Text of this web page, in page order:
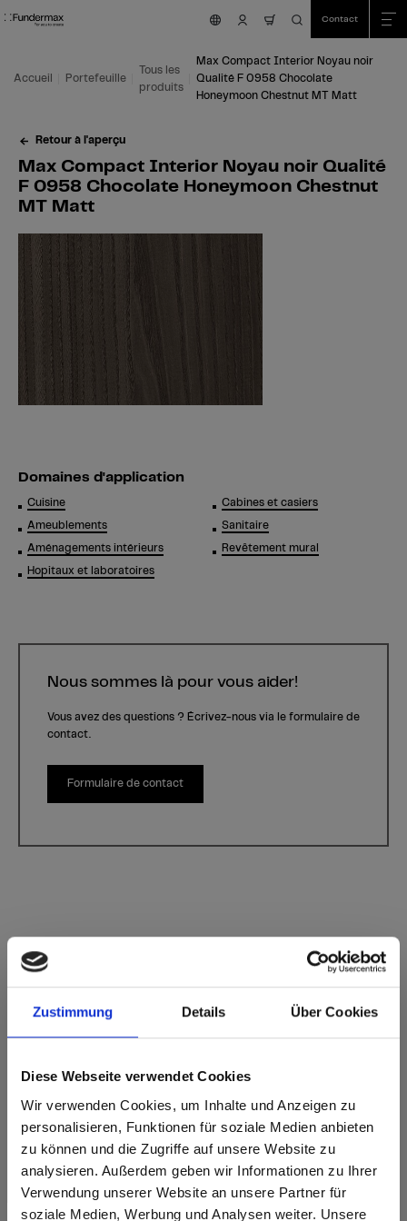
Zustimmung Details Über Cookies
Diese Webseite verwendet Cookies
Wir verwenden Cookies, um Inhalte und Anzeigen zu
personalisieren, Funktionen für soziale Medien anbieten
zu können und die Zugriffe auf unsere Website zu
analysieren. Außerdem geben wir Informationen zu Ihrer
Verwendung unserer Website an unsere Partner für
soziale Medien, Werbung und Analysen weiter. Unsere
Aller au contenu principal
Aller au sommaire
Aller au menu principal
nav.cart.item.count
Contact
Accueil Portefeuille
Tous les
produits
Max Compact Interior Noyau noir
Qualité F 0958 Chocolate
Honeymoon Chestnut MT Matt
Retour à l'aperçu
Max Compact Interior Noyau noir Qualité
F 0958 Chocolate Honeymoon Chestnut
MT Matt
Domaines d'application
Cuisine
Ameublements
Aménagements intérieurs
Hopitaux et laboratoires
Cabines et casiers
Sanitaire
Revêtement mural
Nous sommes là pour vous aider!
Vous avez des questions ? Écrivez-nous via le formulaire de
contact.
Formulaire de contact
Matt
Caractéristiques du produit
Facile à nettoyer Résistant aux chocs
Résistant aux rayures Résistant aux solvants